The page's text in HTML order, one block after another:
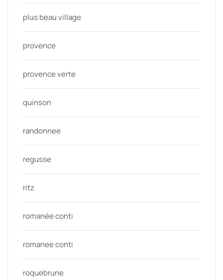
plus beau village
provence
provence verte
quinson
randonnee
regusse
ritz
romanée conti
romanee conti
roquebrune